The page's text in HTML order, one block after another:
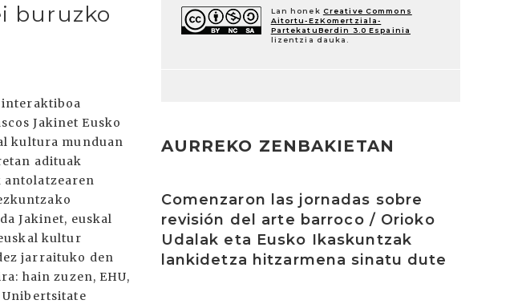
buruzko
interaktiboa
Jakinet Eusko
kultura munduan
adituak
antolatzearen
Jakinet, euskal
kultur
jarraituko den
hain zuzen, EHU,
Unibertsitate
Lan honek Creative Commons
Aitortu-EzKomertziala-
PartekatuBerdin 3.0 Espainia
lizentzia dauka.
AURREKO ZENBAKIETAN
Comenzaron las jornadas sobre
revisión del arte barroco / Orioko
Udalak eta Eusko Ikaskuntzak
lankidetza hitzarmena sinatu dute